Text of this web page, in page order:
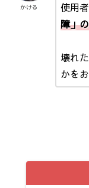
かける
使用
障」
壊れ
かを